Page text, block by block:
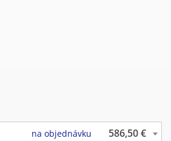
na objednávku 586,50 €